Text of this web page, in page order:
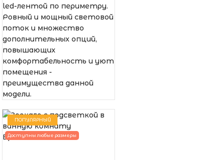
led-лентой по периметру.
Ровный и мощный световой
поток и множество
дополнительных опций,
повышающих
комфортабельность и уют
помещения -
преимущества данной
модели.
ПОПУЛЯРНЫЙ
Доступны любые размеры